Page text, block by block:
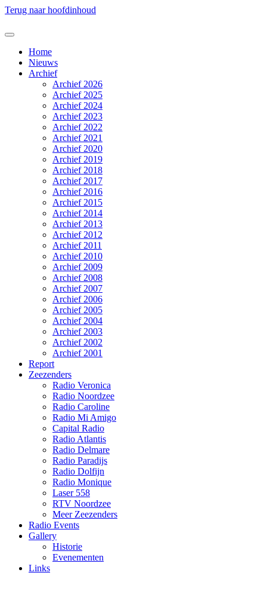
Terug naar hoofdinhoud
Home
Nieuws
Archief
Archief 2026
Archief 2025
Archief 2024
Archief 2023
Archief 2022
Archief 2021
Archief 2020
Archief 2019
Archief 2018
Archief 2017
Archief 2016
Archief 2015
Archief 2014
Archief 2013
Archief 2012
Archief 2011
Archief 2010
Archief 2009
Archief 2008
Archief 2007
Archief 2006
Archief 2005
Archief 2004
Archief 2003
Archief 2002
Archief 2001
Report
Zeezenders
Radio Veronica
Radio Noordzee
Radio Caroline
Radio Mi Amigo
Capital Radio
Radio Atlantis
Radio Delmare
Radio Paradijs
Radio Dolfijn
Radio Monique
Laser 558
RTV Noordzee
Meer Zeezenders
Radio Events
Gallery
Historie
Evenementen
Links